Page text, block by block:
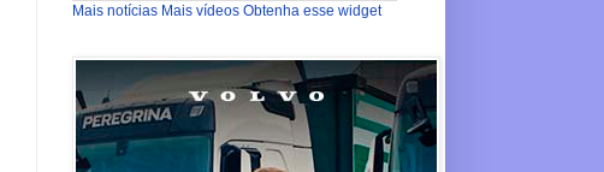
Mais notícias Mais vídeos Obtenha esse widget